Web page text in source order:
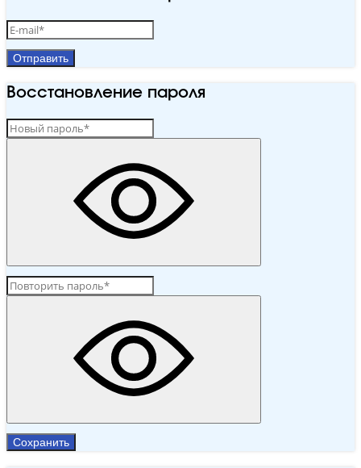
Отправить
Восстановление пароля
Сохранить